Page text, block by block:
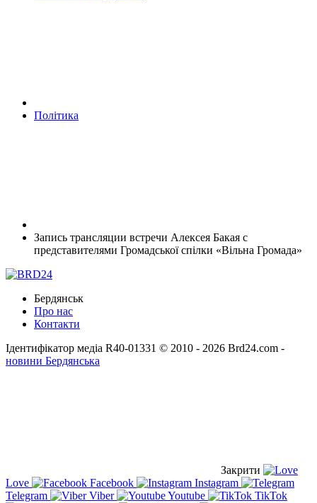
Політика
Запись трансляции встречи Алексея Бакая с
представителями Громадської спілки «Вільна Громада»
Бердянськ
Про нас
Контакти
Ідентифікатор медіа R40-01331 © 2010 - 2026 Brd24.com -
новини Бердянська
Закрити
Love
Facebook
Instagram
Telegram
Viber Youtube
TikTok